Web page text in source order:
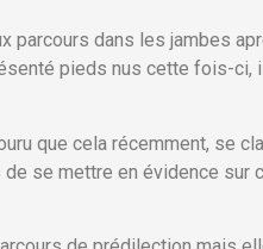
parcours dans les jambes
pieds nus cette fois-ci,
que cela récemment, se
de se mettre en évidence